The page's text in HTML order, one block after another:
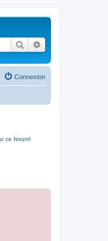
Rechercher
Connexion